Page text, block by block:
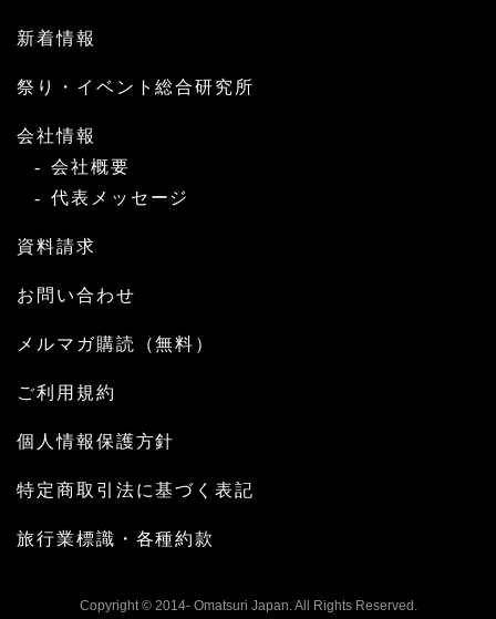
新着情報
祭り・イベント総合研究所
会社情報
会社概要
代表メッセージ
資料請求
お問い合わせ
メルマガ購読（無料）
ご利用規約
個人情報保護方針
特定商取引法に基づく表記
旅行業標識・各種約款
Copyright © 2014- Omatsuri Japan. All Rights Reserved.